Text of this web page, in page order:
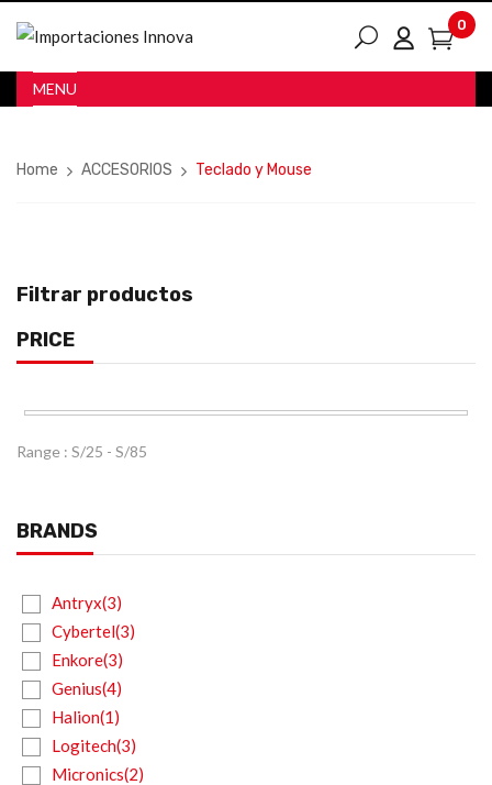
0
MENU
Home ACCESORIOS Teclado y Mouse
Filtrar productos
PRICE
Range : S/25 - S/85
BRANDS
Antryx(3)
Cybertel(3)
Enkore(3)
Genius(4)
Halion(1)
Logitech(3)
Micronics(2)